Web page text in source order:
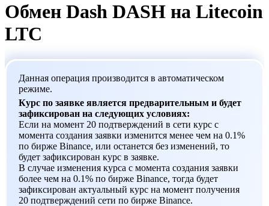
Обмен Dash DASH на Litecoin
LTC
Данная операция производится в автоматическом
режиме.
Курс по заявке является предварительным и будет
зафиксирован на следующих условиях:
Если на момент 20 подтверждений в сети курс с
момента создания заявки изменится менее чем на 0.1%
по бирже Binance, или останется без изменений, то
будет зафиксирован курс в заявке.
В случае изменения курса с момента создания заявки
более чем на 0.1% по бирже Binance, тогда будет
зафиксирован актуальный курс на момент получения
20 подтверждений сети по бирже Binance.